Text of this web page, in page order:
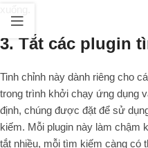
3. Tắt các plugin
Tinh chỉnh này dành riêng cho
trong trình khởi chạy ứng dụng
định, chúng được đặt để sử
kiếm. Mỗi plugin này làm chậm
tắt nhiều, mỗi tìm kiếm càng có